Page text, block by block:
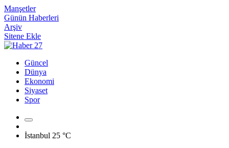
Manşetler
Günün Haberleri
Arşiv
Sitene Ekle
Güncel
Dünya
Ekonomi
Siyaset
Spor
İstanbul 25 °C